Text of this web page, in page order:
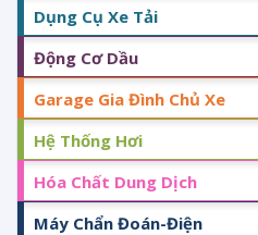
Dụng Cụ Xe Tải
Động Cơ Dầu
Garage Gia Đình Chủ Xe
Hệ Thống Hơi
Hóa Chất Dung Dịch
Máy Chẩn Đoán-Điện